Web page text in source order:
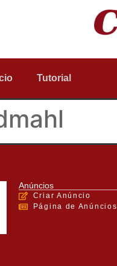
Tutorial
Anúncios
Criar Anúncio
Página de Anúncios